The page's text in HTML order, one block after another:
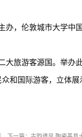
办，伦敦城市大学中
大旅游客源国。举办
和国际游客，立体展